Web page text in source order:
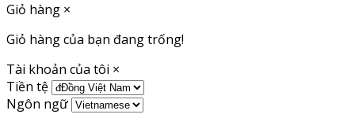
Giỏ hàng ×
Giỏ hàng của bạn đang trống!
Tài khoản của tôi ×
Tiền tệ
Ngôn ngữ